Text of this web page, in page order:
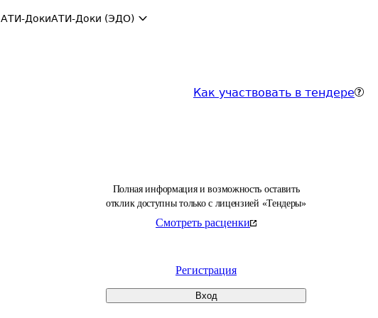
АТИ-ДокиАТИ-Доки (ЭДО)
Как участвовать в тендере
Полная информация и возможность оставить
отклик доступны только с лицензией «Тендеры»
Смотреть расценки
Регистрация
Вход